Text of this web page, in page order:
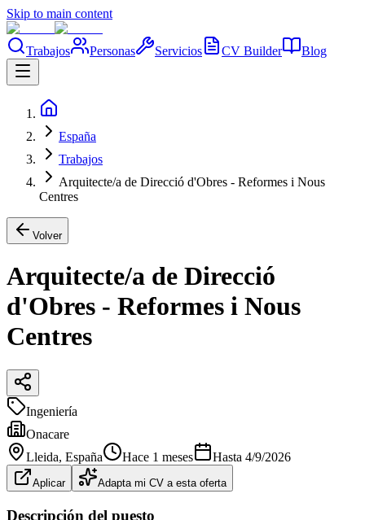
Skip to main content
Trabajos Personas Servicios CV Builder Blog
España
Trabajos
Arquitecte/a de Direcció d'Obres - Reformes i Nous
Centres
Volver
Arquitecte/a de Direcció
d'Obres - Reformes i Nous
Centres
Ingeniería
Onacare
Lleida, España Hace 1 meses Hasta 4/9/2026
Aplicar Adapta mi CV a esta oferta
Descripción del puesto